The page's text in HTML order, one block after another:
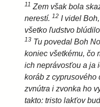
11 Zem však bola
nerestí. 12 I videl
všetko ľudstvo
13 Tu povedal Boh
koniec všetkému, čo
ich neprávosťou a ja
koráb z cyprusového
zvnútra i zvonka ho
takto: tristo lakťov